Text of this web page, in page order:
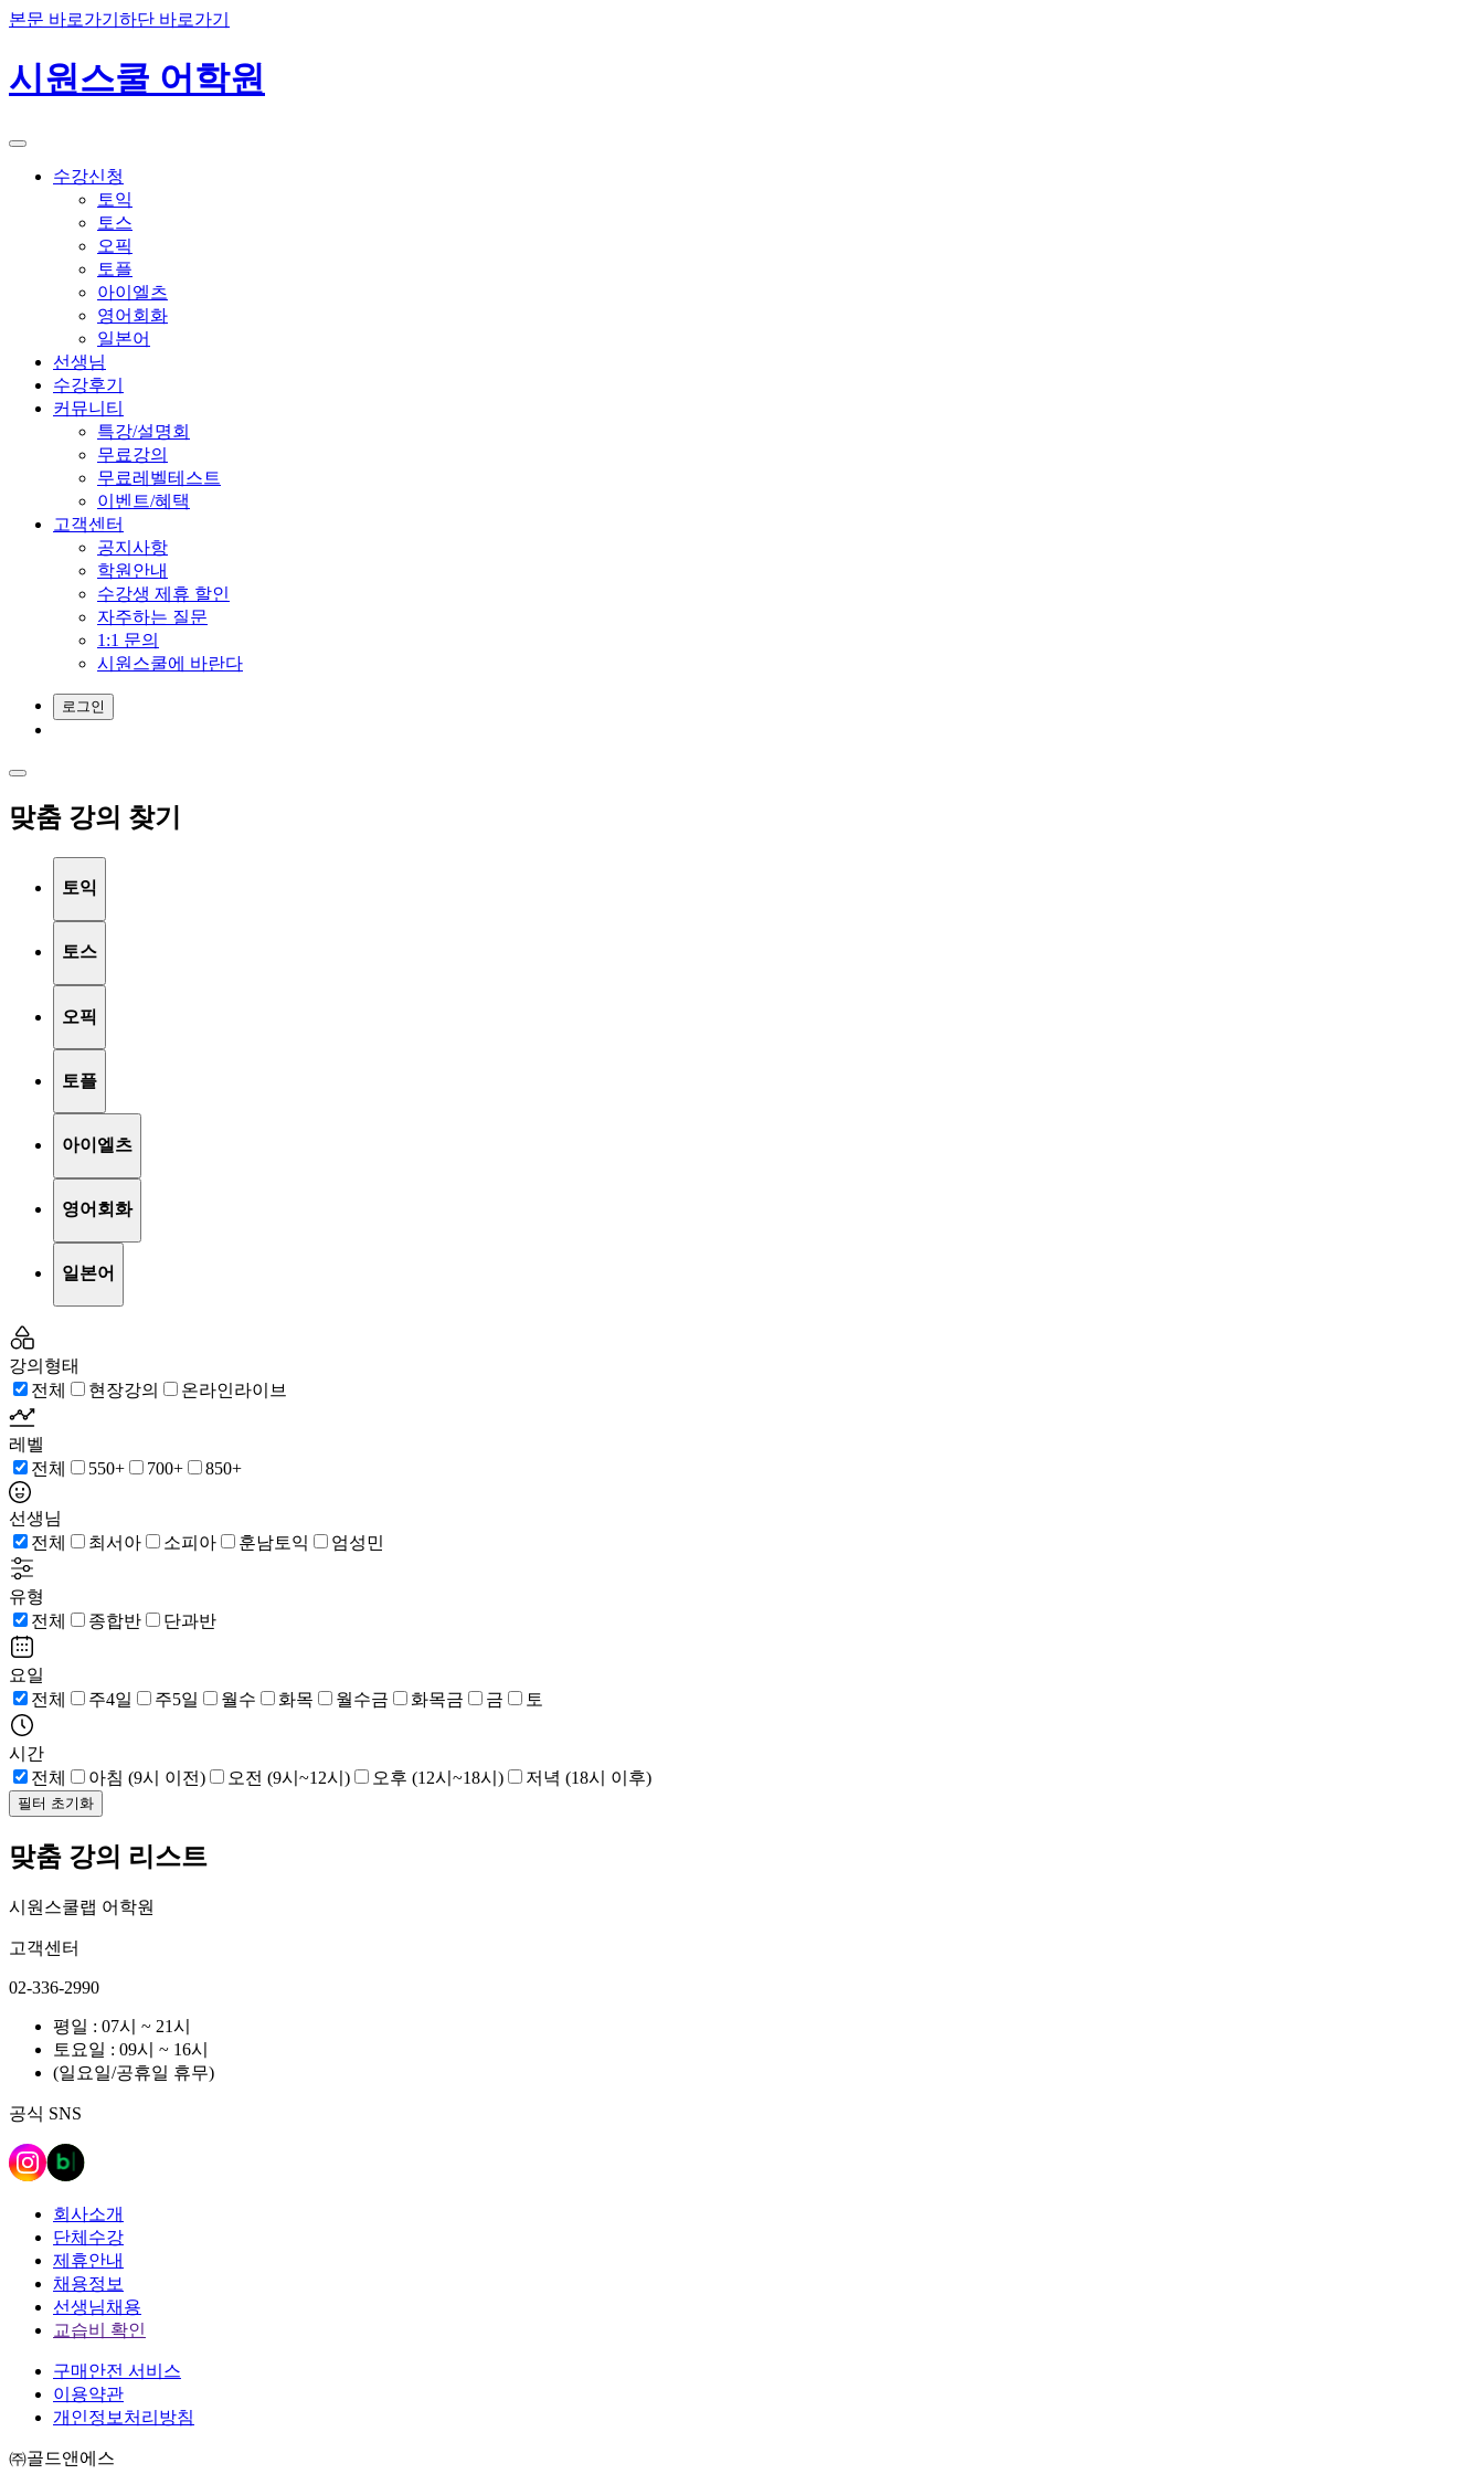
본문 바로가기 하단 바로가기
시원스쿨 어학원
수강신청
토익
토스
오픽
토플
아이엘츠
영어회화
일본어
선생님
수강후기
커뮤니티
특강/설명회
무료강의
무료레벨테스트
이벤트/혜택
고객센터
공지사항
학원안내
수강생 제휴 할인
자주하는 질문
1:1 문의
시원스쿨에 바란다
로그인
맞춤 강의 찾기
토익
토스
오픽
토플
아이엘츠
영어회화
일본어
강의형태
전체
현장강의 온라인라이브
레벨
전체
550+ 700+ 850+
선생님
전체
최서아 소피아 훈남토익 엄성민
유형
전체
종합반 단과반
요일
전체
주4일 주5일 월수 화목 월수금 화목금 금 토
시간
전체
아침 (9시 이전) 오전 (9시~12시) 오후 (12시~18시) 저녁 (18시 이후)
필터 초기화
맞춤 강의 리스트
시원스쿨랩 어학원
고객센터
02-336-2990
평일 : 07시 ~ 21시
토요일 : 09시 ~ 16시
(일요일/공휴일 휴무)
공식 SNS
회사소개
단체수강
제휴안내
채용정보
선생님채용
교습비 확인
구매안전 서비스
이용약관
개인정보처리방침
㈜골드앤에스